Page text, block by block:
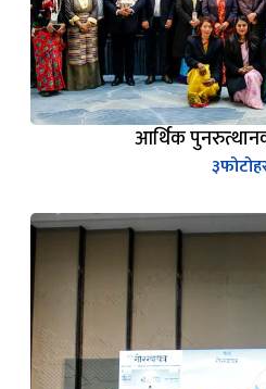
आर्थिक
३